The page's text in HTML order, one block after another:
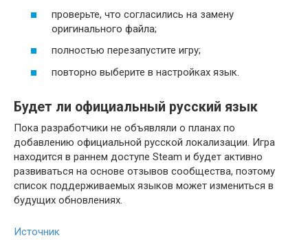
проверьте, что согласились на замену
оригинального файла;
полностью перезапустите игру;
повторно выберите в настройках язык.
Будет ли официальный русский язык
Пока разработчики не объявляли о планах по
добавлению официальной русской локализации. Игра
находится в раннем доступе Steam и будет активно
развиваться на основе отзывов сообщества, поэтому
список поддерживаемых языков может измениться в
будущих обновлениях.
Источник